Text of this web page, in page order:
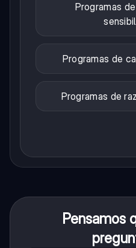
Programas
Programas de
Programas de
Pensamos